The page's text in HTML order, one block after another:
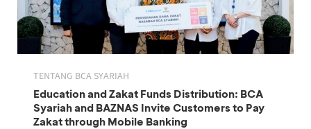
TENTANG BCA SYARIAH
Education and Zakat Funds Distribution: BCA
Syariah and BAZNAS Invite Customers to Pay
Zakat through Mobile Banking